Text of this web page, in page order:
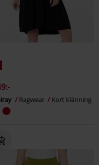
Ragwear Kort klänning